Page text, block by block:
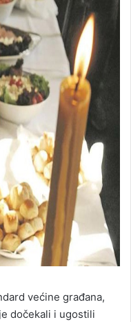
većine građana,
dočekali i ugostili